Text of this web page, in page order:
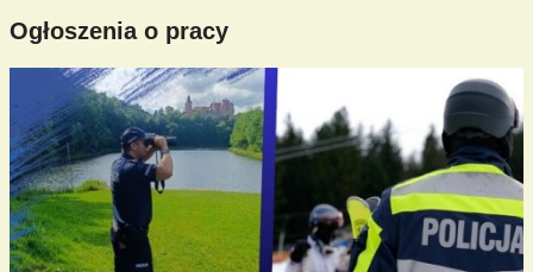
Ogłoszenia o pracy